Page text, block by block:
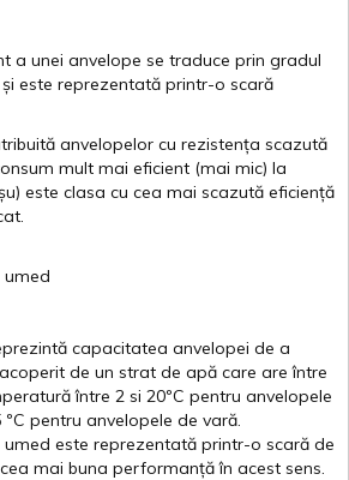
a unei anvelope se traduce prin gradul
și este reprezentată printr-o scară
anvelopelor cu rezistența scazută
mult mai eficient (mai mic) la
) este clasa cu cea mai scazută eficiență
.
umed
capacitatea anvelopei de a
acoperit de un strat de apă care areîntre
între 2 si 20ºC pentru anvelopele
ºC pentru anvelopele de vară.
umed este reprezentată printr-o scară de
cea mai buna performanță în acest sens.